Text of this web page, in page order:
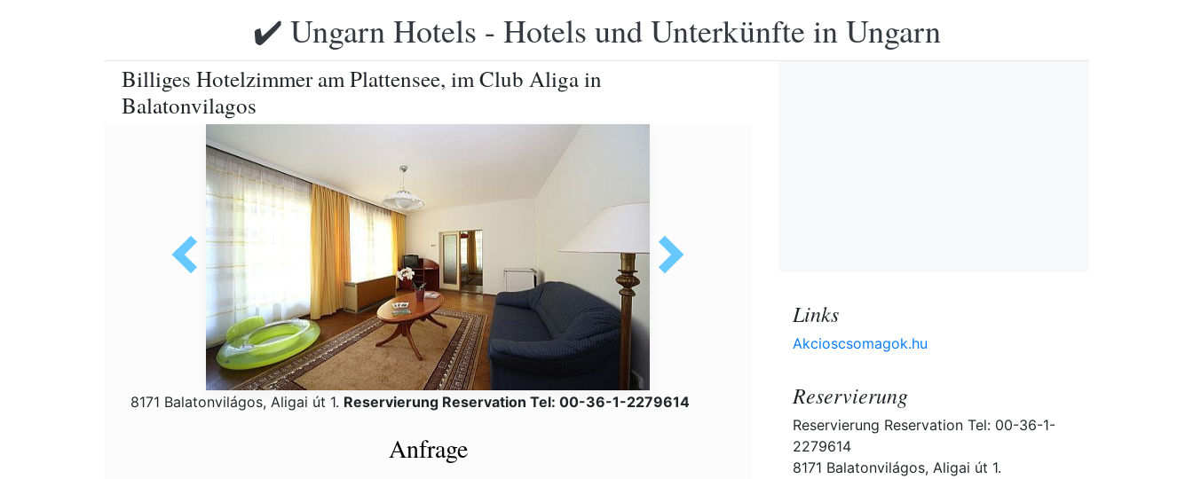
✔️ Ungarn Hotels - Hotels und Unterkünfte in Ungarn
Billiges Hotelzimmer am Plattensee, im Club Aliga in
Balatonvilagos
8171 Balatonvilágos, Aligai út 1. Reservierung Reservation Tel: 00-36-1-2279614
Anfrage
Links
Akcioscsomagok.hu
Reservierung
Reservierung Reservation Tel: 00-36-1-
2279614
8171 Balatonvilágos, Aligai út 1.